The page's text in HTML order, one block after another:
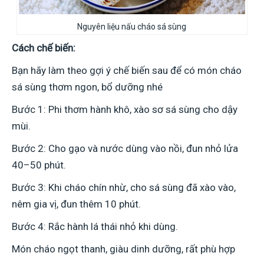
Nguyên liệu nấu cháo sá sùng
Cách chế biến:
Bạn hãy làm theo gợi ý chế biến sau để có món cháo
sá sùng thơm ngon, bổ dưỡng nhé
Bước 1: Phi thơm hành khô, xào sơ sá sùng cho dậy
mùi.
Bước 2: Cho gạo và nước dùng vào nồi, đun nhỏ lửa
40–50 phút.
Bước 3: Khi cháo chín nhừ, cho sá sùng đã xào vào,
nêm gia vị, đun thêm 10 phút.
Bước 4: Rắc hành lá thái nhỏ khi dùng.
Món cháo ngọt thanh, giàu dinh dưỡng, rất phù hợp